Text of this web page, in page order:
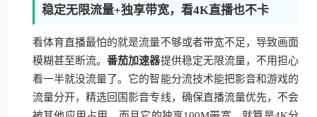
稳定无限流量+独享带宽，看4K直播也不卡
看体育直播最怕的就是流量不够或者带宽不足，导致画面
模糊甚至断流。番茄加速器提供稳定无限流量，不用担心
看一半就没流量了。它的智能分流技术能把影音和游戏的
流量分开，精选回国影音专线，确保直播流量优先，不会